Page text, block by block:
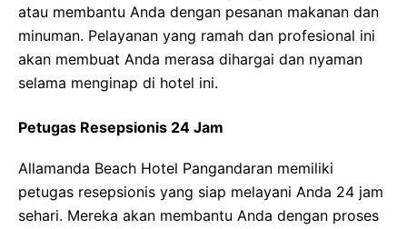
atau membantu Anda dengan pesanan makanan dan
minuman. Pelayanan yang ramah dan profesional ini
akan membuat Anda merasa dihargai dan nyaman
selama menginap di hotel ini.
Petugas Resepsionis 24 Jam
Allamanda Beach Hotel Pangandaran memiliki
petugas resepsionis yang siap melayani Anda 24 jam
sehari. Mereka akan membantu Anda dengan proses